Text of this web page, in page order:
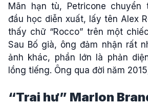
Mãn hạn tù, Petricone chuyển
đầu học diễn xuất, lấy tên Alex
thấy chữ “Rocco” trên một
Sau Bố già, ông đảm nhận rất
ảnh khác, phần lớn là phản
lồng tiếng. Ông qua đời năm
“Trai hư” Marlon